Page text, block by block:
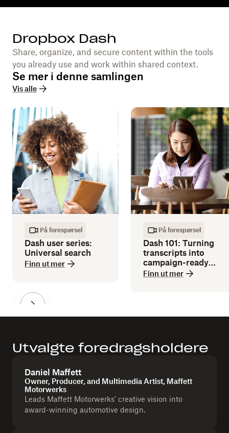
Dropbox Dash
Share, organize, and secure content within the tools
you already use and work within shared context.
Se mer i denne samlingen
Vis alle
På forespørsel
Dash user series:
Universal search
Finn ut mer
På forespørsel
Dash 101: Turning
transcripts into
campaign-ready
copy
Finn ut mer
Utvalgte foredragsholdere
Daniel Maffett
Owner, Producer, and Multimedia Artist, Maffett
Motorwerks
Leads Maffett Motorwerks’ creative vision into
award-winning automotive design.